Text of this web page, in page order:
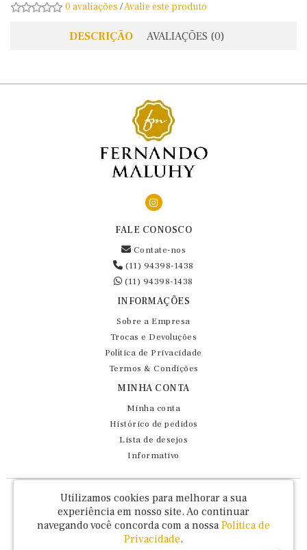
0 avaliações /Avalie este produto
DESCRIÇÃO AVALIAÇÕES (0)
FALE CONOSCO
Contate-nos
(11) 94398-1438
(11) 94398-1438
INFORMAÇÕES
Sobre a Empresa
Trocas e Devoluções
Política de Privacidade
Termos & Condições
MINHA CONTA
Minha conta
Histórico de pedidos
Lista de desejos
Informativo
Fernando Maluhy Cia Ltda - CNPJ: 60.458.825/0001-86
Rua Dr Euclydes da Cunha, 47 - Brás - São Paulo / SP - CEP 03016-030
Utilizamos cookies para melhorar a sua
experiência em nosso site. Ao continuar
navegando você concorda com a nossa Política de
Privacidade.